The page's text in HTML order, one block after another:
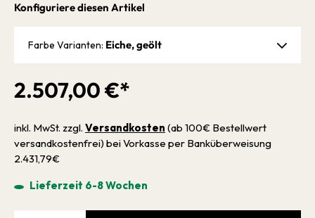
2.507,00 €*
inkl. MwSt. zzgl. Versandkosten (ab 100€ Bestellwert
versandkostenfrei) bei Vorkasse per Banküberweisung
2.431,79€
Lieferzeit 6-8 Wochen
Konfiguriere diesen Artikel
Farbe Varianten: Eiche, geölt